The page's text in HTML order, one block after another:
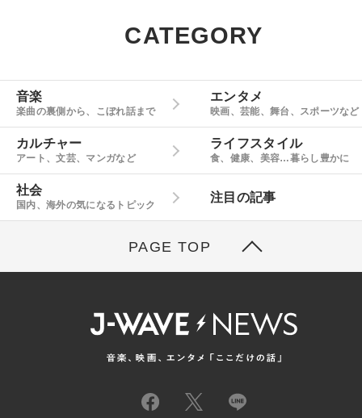
CATEGORY
音楽
楽曲の裏側から、こぼれ話まで
エンタメ
映画、芸能、舞台、スポーツなど
カルチャー
アート、文芸、マンガなど
ライフスタイル
食、健康、美容…暮らし豊かに
社会
国内、海外の気になるトピック
注目の記事
PAGE TOP